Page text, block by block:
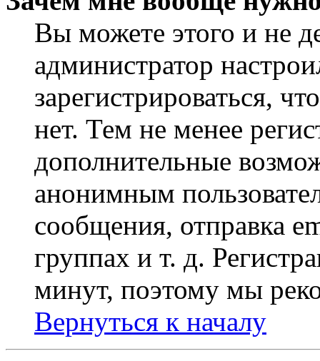
Вы можете этого и не
администратор
зарегистрироваться,
нет. Тем не менее
дополнительные
анонимным
сообщения, отправка
группах и т. д.
минут, поэтому мы
Вернуться к началу